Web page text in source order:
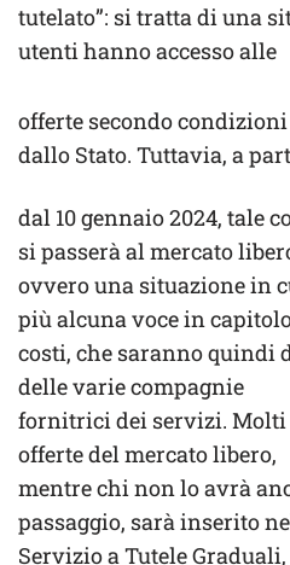
tutelato”: si tratta di una
utenti hanno accesso alle
offerte secondo
dallo Stato. Tuttavia, a
dal 10 gennaio 2024, tale
si passerà al mercato
ovvero una situazione in
più alcuna voce in
costi, che saranno quindi
delle varie compagnie
fornitrici dei servizi. Molti
offerte del mercato libero,
mentre chi non lo avrà
passaggio, sarà inserito
Servizio a Tutele